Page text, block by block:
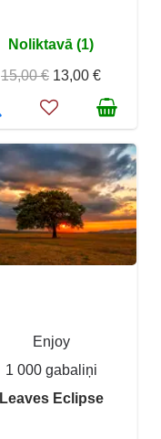
Noliktavā (1)
15,00 € 13,00 €
Enjoy
1 000 gabaliņi
Leaves Eclipse